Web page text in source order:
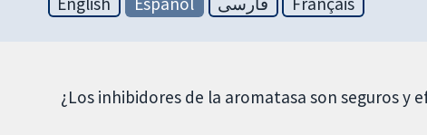
¿Los inhibidores de la aromatasa son seguros